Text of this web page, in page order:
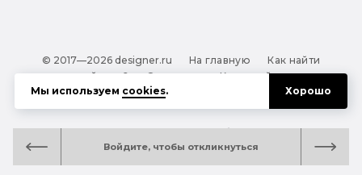
Войдите, чтобы откликнуться
© 2017—2026 designer.ru На главную
Как найти
дизайнера?
О проекте
Карта сайта
Обработка персональных данных
Файлы cookie
Полезная подсказка:
Как выбрать дизайнера:
руководство для тех, кто заказывает дизайн
Мы используем cookies. Хорошо